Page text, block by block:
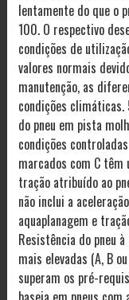
lentamente do que o
100. O respectivo
condições de
valores normais
manutenção, as
condições climáticas.
do pneu em pista
condições
marcados com C têm
tração atribuído ao
não inclui a
aquaplanagem e
Resistência do pneu
mais elevadas (A, B
superam os pré-